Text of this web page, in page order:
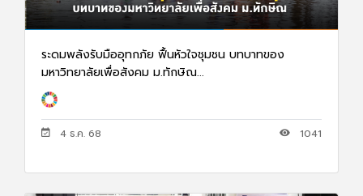
ระดมพลังรับมืออุทกภัย ฟื้นหัวใจชุมชน บทบาทของ
มหาวิทยาลัยเพื่อสังคม ม.ทักษิณ...
4 ธ.ค. 68 1041